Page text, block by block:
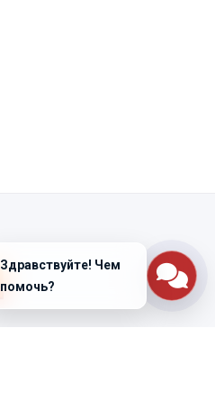
Здравствуйте! Чем
помочь?